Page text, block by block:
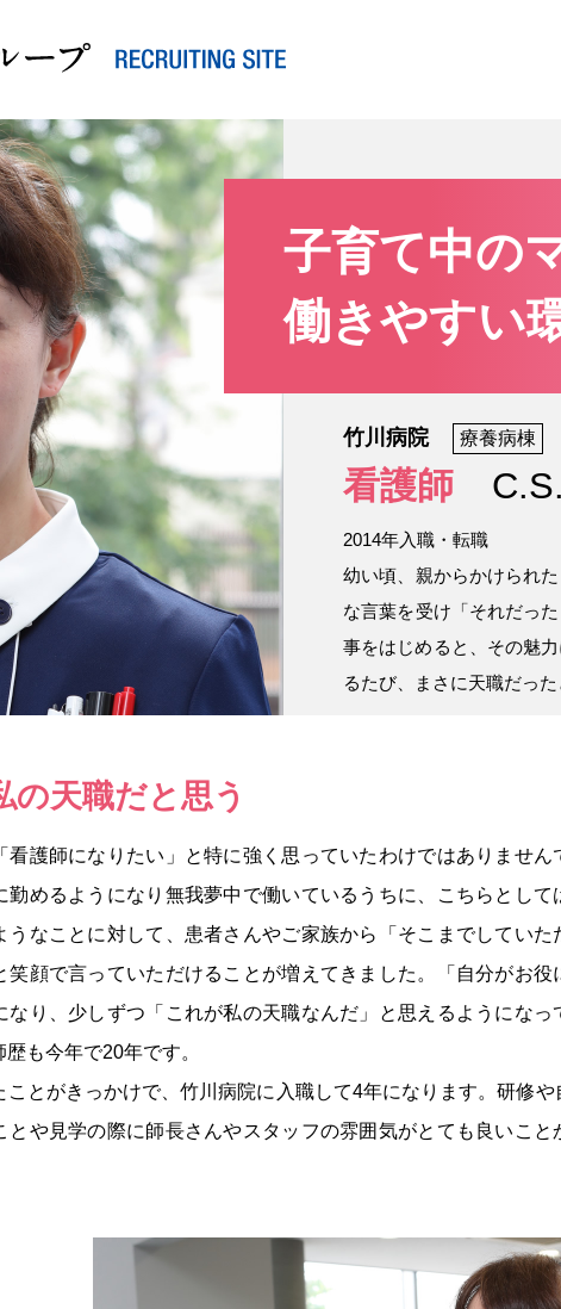
子育て中の
働きやすい
竹川病院 療養病棟
看護師 C.S.
2014年入職・転職
幼い頃、親からかけられ
な言葉を受け「それだっ
事をはじめると、その魅
るたび、まさに天職だった
の天職だと思う
看護師になりたい」と特に強く思っていたわけではありません
勤めるようになり無我夢中で働いているうちに、こちらとして
うなことに対して、患者さんやご家族から「そこまでしていた
笑顔で言っていただけることが増えてきました。「自分がお役
なり、少しずつ「これが私の天職なんだ」と思えるようになっ
も今年で20年です。
ことがきっかけで、竹川病院に入職して4年になります。研修や
とや見学の際に師長さんやスタッフの雰囲気がとても良いこと